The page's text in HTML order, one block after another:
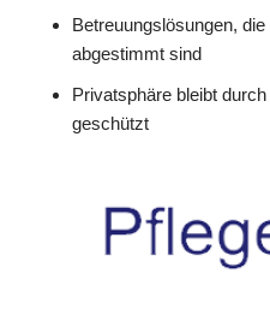
Betreuungslösungen,
abgestimmt sind
Privatsphäre bleibt
geschützt